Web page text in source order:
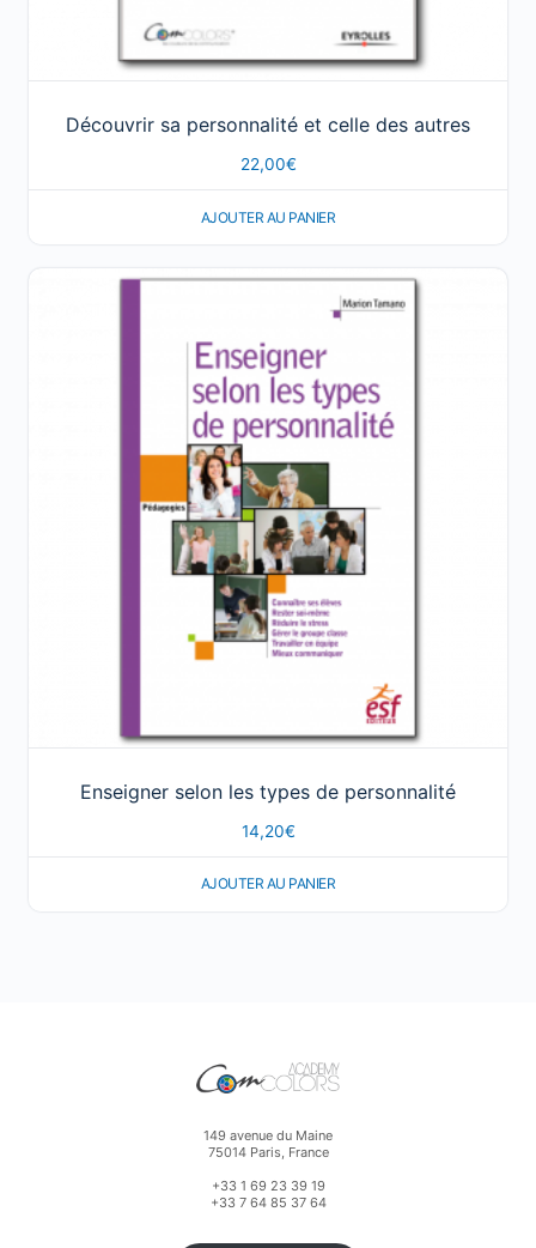
Découvrir sa personnalité et celle des autres
22,00€
AJOUTER AU PANIER
Enseigner selon les types de personnalité
14,20€
AJOUTER AU PANIER
149 avenue du Maine
75014 Paris, France
+33 1 69 23 39 19
+33 7 64 85 37 64